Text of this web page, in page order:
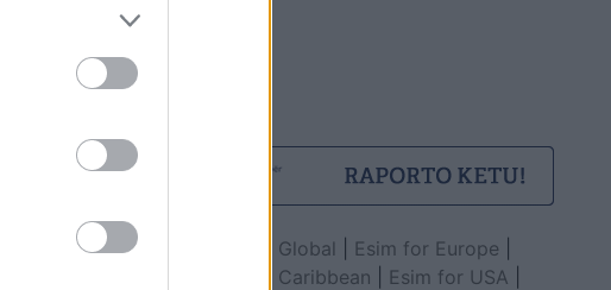
Esim for Global Esim for Europe
Esim for Caribbean
Esim for USA